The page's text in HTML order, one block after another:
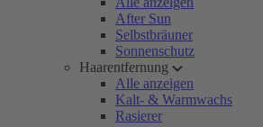
After Sun
Selbstbräuner
Sonnenschutz
Haarentfernung
Alle anzeigen
Kalt- & Warmwachs
Rasierer